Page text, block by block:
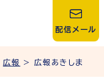
配信メール
広報 > 広報あきしま